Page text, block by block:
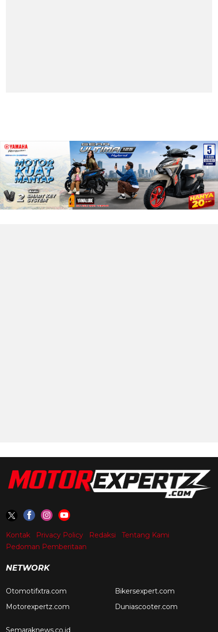
Kontak Privacy Policy Redaksi
Tentang Kami
Pedoman Pemberitaan
NETWORK
Otomotifxtra.com
Motorexpertz.com
Bikersexpert.com
Duniascooter.com
Semaraknews.co.id